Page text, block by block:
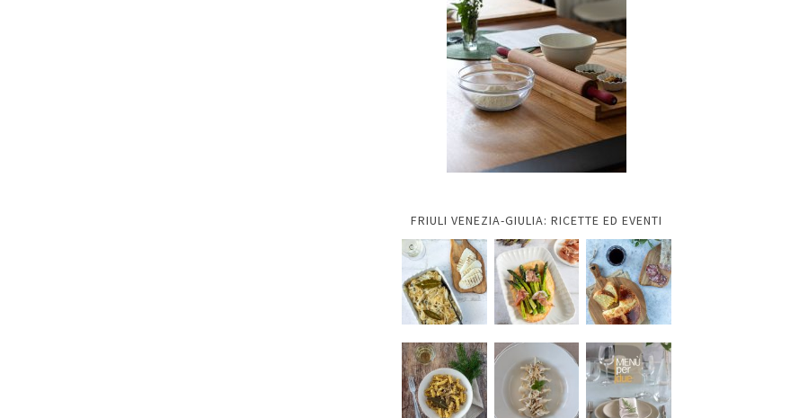
FRIULI VENEZIA-GIULIA: RICETTE ED EVENTI